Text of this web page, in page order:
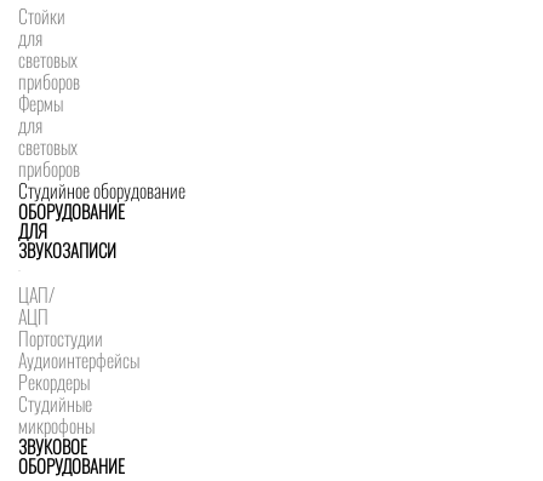
Стойки
для
световых
приборов
Фермы
для
световых
приборов
Студийное оборудование
ОБОРУДОВАНИЕ
ДЛЯ
ЗВУКОЗАПИСИ
ЦАП/
АЦП
Портостудии
Аудиоинтерфейсы
Рекордеры
Студийные
микрофоны
ЗВУКОВОЕ
ОБОРУДОВАНИЕ